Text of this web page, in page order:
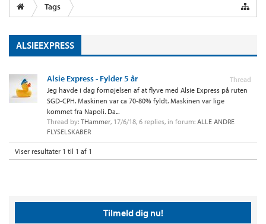
Tags
ALSIEEXPRESS
Thread
Alsie Express - Fylder 5 år
Jeg havde i dag fornøjelsen af at flyve med Alsie Express på ruten
SGD-CPH. Maskinen var ca 70-80% fyldt. Maskinen var lige
kommet fra Napoli. Da...
Thread by: THammer, 17/6/18, 6 replies, in forum: ALLE ANDRE
FLYSELSKABER
Viser resultater 1 til 1 af 1
Tilmeld dig nu!